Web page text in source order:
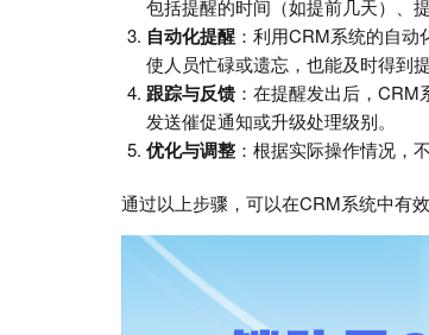
包括提醒的时间（如提前几天）、
自动化提醒 ：利用CRM系统的自
使人员忙碌或遗忘，也能及时得到提
跟踪与反馈：在提醒发出后，CRM
发送催促通知或升级处理级别。
优化与调整 ：根据实际操作情况，
通过以上步骤，可以在CRM系统中有